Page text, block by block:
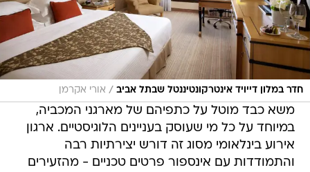
חדר במלון דייויד אינטרקונטיננטל שבתל אביב / אורי אקרמן
משא כבד מוטל על כתפיהם של מארגני המכביה,
במיוחד על כל מי שעוסק בעניינים הלוגיסטיים. ארגון
אירוע בינלאומי מסוג זה דורש יצירתיות רבה
והתמודדות עם אינספור פרטים טכניים - מהזעירים